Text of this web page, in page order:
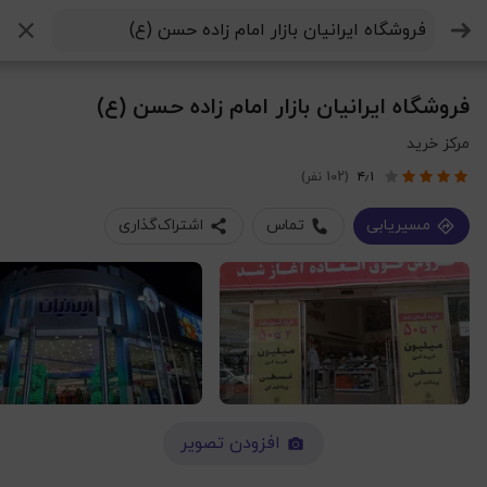
فروشگاه ایرانیان بازار امام زاده حسن (ع)
مرکز خرید
۴٫۱ (102 نفر)
مسیریابی تماس اشتراک‌گذاری
افزودن تصویر
جستجو